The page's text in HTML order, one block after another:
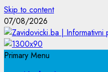
Skip to content
07/08/2026
Primary Menu